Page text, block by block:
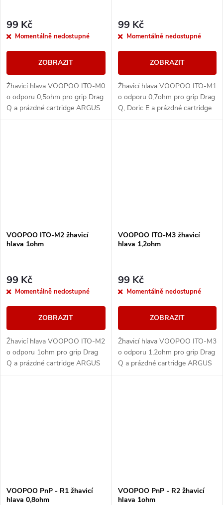
99 Kč
Momentálně nedostupné
ZOBRAZIT
Žhavicí hlava VOOPOO ITO-M0
o odporu 0,5ohm pro grip Drag
Q a prázdné cartridge ARGUS
Pod.
99 Kč
Momentálně nedostupné
ZOBRAZIT
Žhavicí hlava VOOPOO ITO-M1
o odporu 0,7ohm pro grip Drag
Q, Doric E a prázdné cartridge
ARGUS Pod.
VOOPOO ITO-M2 žhavicí
hlava 1ohm
99 Kč
Momentálně nedostupné
ZOBRAZIT
Žhavicí hlava VOOPOO ITO-M2
o odporu 1ohm pro grip Drag
Q a prázdné cartridge ARGUS
Pod.
VOOPOO ITO-M3 žhavicí
hlava 1,2ohm
99 Kč
Momentálně nedostupné
ZOBRAZIT
Žhavicí hlava VOOPOO ITO-M3
o odporu 1,2ohm pro grip Drag
Q a prázdné cartridge ARGUS
Pod.
VOOPOO PnP - R1 žhavicí
hlava 0,8ohm
VOOPOO PnP - R2 žhavicí
hlava 1ohm